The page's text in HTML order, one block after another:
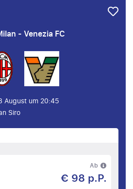
- Venezia FC
August um 20:45
Siro
Ab
€ 98 p.P.